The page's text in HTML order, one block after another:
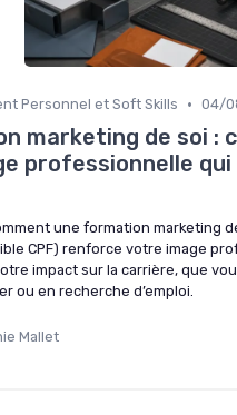
Personnel et Soft Skills • 04/
marketing de soi :
professionnelle qui
une formation marketing
CPF) renforce votre image
impact sur la carrière, que
ou en recherche d’emploi.
Mallet